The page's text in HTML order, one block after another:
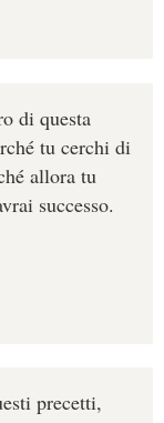
di questa
tu cerchi di
allora tu
successo.
precetti,